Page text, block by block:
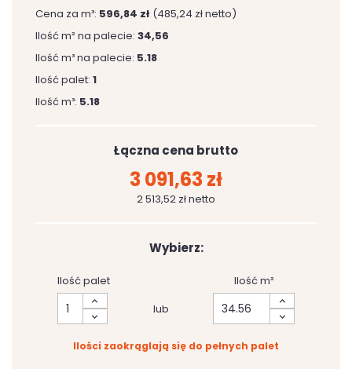
Cena za m³: 596,84 zł (485,24 zł netto)
Ilość m² na palecie: 34,56
Ilość m³ na palecie: 5.18
Ilość palet: 1
Ilość m³: 5.18
Łączna cena brutto
3 091,63 zł
2 513,52 zł netto
Wybierz:
Ilość palet
lub
Ilość m²
Ilości zaokrąglają się do pełnych palet